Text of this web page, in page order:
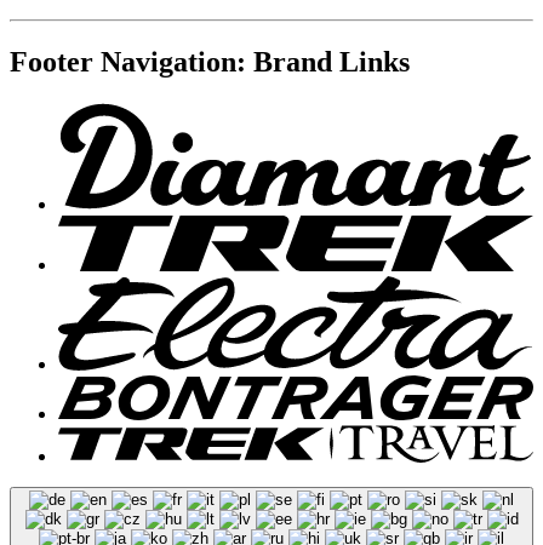
Footer Navigation: Brand Links